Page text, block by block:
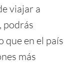
viajar a
podrás
que en el país
más